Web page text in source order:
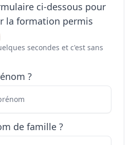
ci-dessous pour
la formation permis
secondes et c'est sans
?
de famille ?